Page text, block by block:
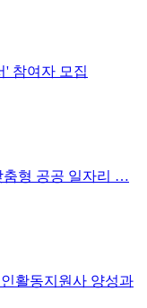
' 참여자 모집
춤형 공공 일자리 …
활동지원사 양성과